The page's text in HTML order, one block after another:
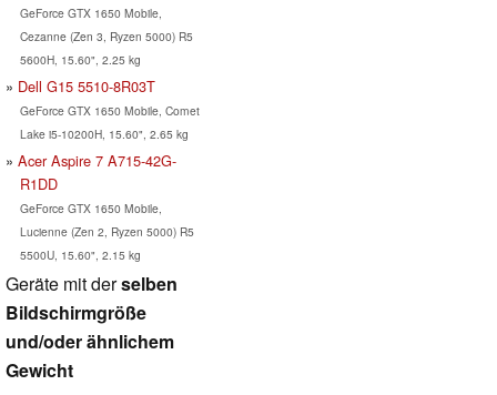
GeForce GTX 1650 Mobile,
Cezanne (Zen 3, Ryzen 5000) R5
5600H, 15.60", 2.25 kg
Dell G15 5510-8R03T
GeForce GTX 1650 Mobile, Comet
Lake i5-10200H, 15.60", 2.65 kg
Acer Aspire 7 A715-42G-
R1DD
GeForce GTX 1650 Mobile,
Lucienne (Zen 2, Ryzen 5000) R5
5500U, 15.60", 2.15 kg
Geräte mit derselben
Bildschirmgröße
und/oder ähnlichem
Gewicht